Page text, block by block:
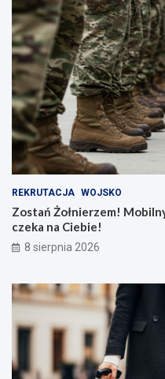
REKRUTACJA WOJSKO
Zostań Żołnierzem!
czeka na Ciebie!
8 sierpnia 2026